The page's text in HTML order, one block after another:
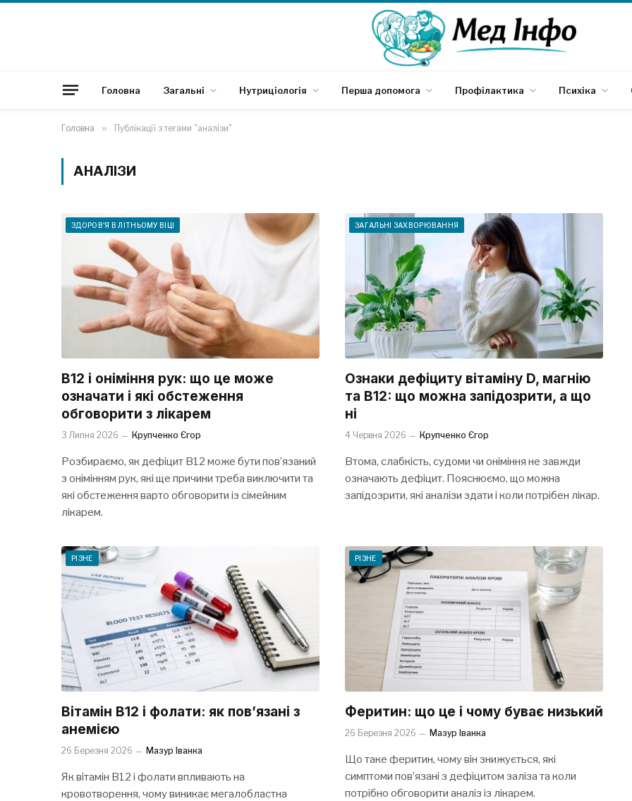
Головна Загальні Нутриціологія Перша допомога Профілактика Психіка
Головна » Публікації з тегами "аналізи"
АНАЛІЗИ
ЗДОРОВ'Я В ЛІТНЬОМУ ВІЦІ
B12 і оніміння рук: що це може
означати і які обстеження
обговорити з лікарем
3 Липня 2026 Крупченко Єгор
Розбираємо, як дефіцит B12 може бути пов’язаний
з онімінням рук, які ще причини треба виключити та
які обстеження варто обговорити із сімейним
лікарем.
ЗАГАЛЬНІ ЗАХВОРЮВАННЯ
Ознаки дефіциту вітаміну D, магнію
та B12: що можна запідозрити, а що
ні
4 Червня 2026 Крупченко Єгор
Втома, слабкість, судоми чи оніміння не завжди
означають дефіцит. Пояснюємо, що можна
запідозрити, які аналізи здати і коли потрібен лікар.
РІЗНЕ
Вітамін B12 і фолати: як пов’язані з
анемією
26 Березня 2026 Мазур Іванка
Як вітамін B12 і фолати впливають на
кровотворення, чому виникає мегалобластна
РІЗНЕ
Феритин: що це і чому буває низький
26 Березня 2026 Мазур Іванка
Що таке феритин, чому він знижується, які
симптоми пов’язані з дефіцитом заліза та коли
потрібно обговорити аналіз із лікарем.